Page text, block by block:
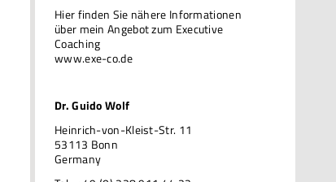
Hier finden Sie nähere Informationen
über mein Angebot zum Executive
Coaching
www.exe-co.de
Dr. Guido Wolf
Heinrich-von-Kleist-Str. 11
53113 Bonn
Germany